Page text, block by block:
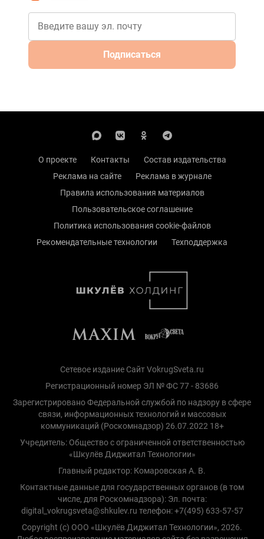
Подписаться
О проекте Контакты
Состав издательства
Реклама на сайте
Реклама в журнале
Правила использования материалов
Пользовательское соглашение
Политика использования cookie-файлов
Рекомендательные технологии
Техподдержка
Сетевое издание Сайт VokrugSveta.ru
Регистрационный номер ЭЛ № ФС 77 - 83686
Зарегистрировано Федеральной службой по надзору в сфере
связи, информационных технологий и массовых
коммуникаций (Роскомнадзор) 26.07.2022 18+
Учредитель: Общество с ограниченной ответственностью
«Шкулёв Диджитал Технологии»
Главный редактор: Комаровская А. В.
Контактные данные для государственных органов (в том
числе, для Роскомнадзора): Эл. почта:
digital_vokrugsveta@shkulev.ru телефон: +7(495) 633-57-57
Copyright (с) ООО «Шкулёв Диджитал Технологии», 2026.